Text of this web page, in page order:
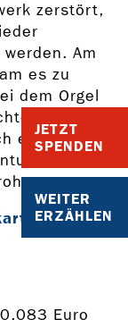
JETZT
SPENDEN
WEITER
ERZÄHLEN
zerstört,
Am
es zu
dem Orgel
wurden,
einstürzte
anzeigen
Euro